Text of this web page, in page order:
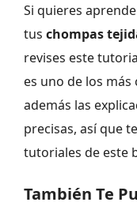
Si quieres
tus chompas
revises este
es uno de los
además las
precisas, así que
tutoriales de este
También Te